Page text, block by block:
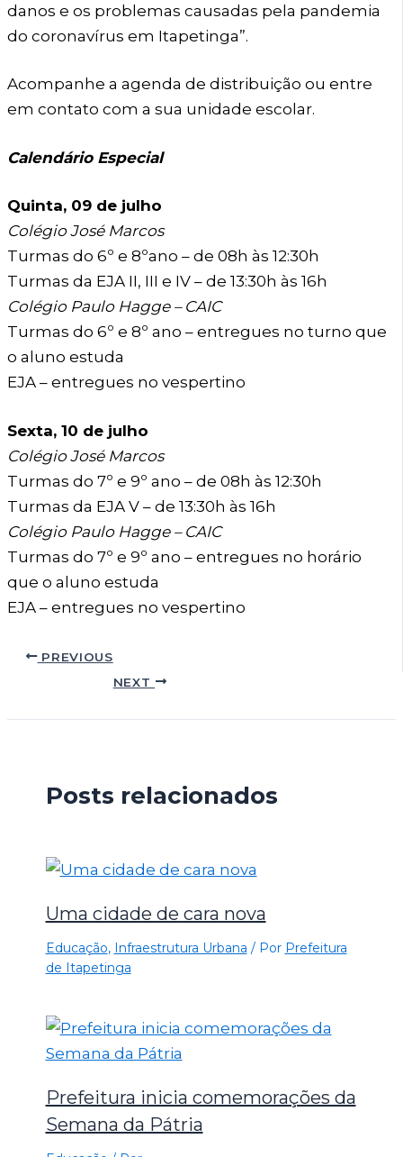
danos e os problemas causadas pela pandemia
do coronavírus em Itapetinga”.
Acompanhe a agenda de distribuição ou entre
em contato com a sua unidade escolar.
Calendário Especial
Quinta, 09 de julho
Colégio José Marcos
Turmas do 6º e 8ºano – de 08h às 12:30h
Turmas da EJA II, III e IV – de 13:30h às 16h
Colégio Paulo Hagge – CAIC
Turmas do 6º e 8º ano – entregues no turno que
o aluno estuda
EJA – entregues no vespertino
Sexta, 10 de julho
Colégio José Marcos
Turmas do 7º e 9º ano – de 08h às 12:30h
Turmas da EJA V – de 13:30h às 16h
Colégio Paulo Hagge – CAIC
Turmas do 7º e 9º ano – entregues no horário
que o aluno estuda
EJA – entregues no vespertino
PREVIOUS
NEXT
Posts relacionados
Uma cidade de cara nova
Educação, Infraestrutura Urbana / Por Prefeitura
de Itapetinga
Prefeitura inicia comemorações da
Semana da Pátria